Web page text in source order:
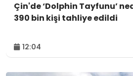
Çin'de ‘Dolphin Tayfunu’
390 bin kişi tahliye edildi
12:04